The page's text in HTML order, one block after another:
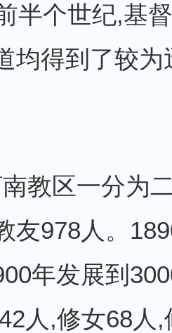
半个世纪,基
均得到了较为
教区一分为
友978人。
年发展到
人,修女68人,